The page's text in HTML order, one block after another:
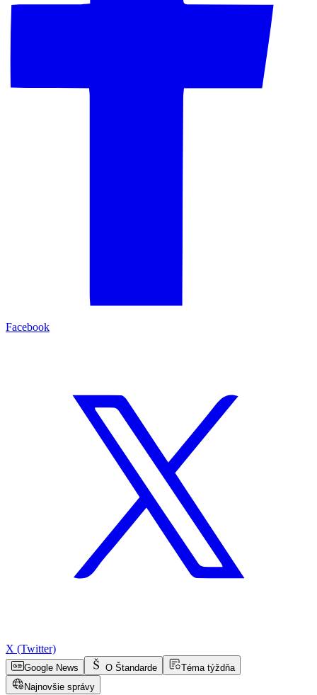
Facebook
X (Twitter)
Google News O Štandarde
Téma týždňa
Najnovšie správy